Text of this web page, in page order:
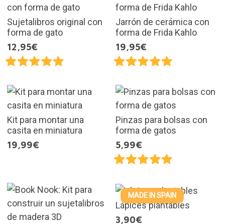
Sujetalibros original con
forma de gato
12,95€
Jarrón de cerámica con
forma de Frida Kahlo
19,95€
Kit para montar una
casita en miniatura
19,99€
Pinzas para bolsas con
forma de gatos
5,99€
MADE IN SPAIN
Lápices plantables
3,90€